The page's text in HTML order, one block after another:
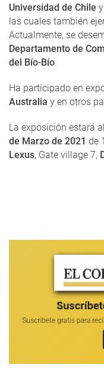
Universidad de Chile
las cuales también
Actualmente, se
Departamento de
del Bío-Bío.
Ha participado en
Australia y en otros
La exposición estará
de Marzo de 2021 de
Lexus, Gate village 7,